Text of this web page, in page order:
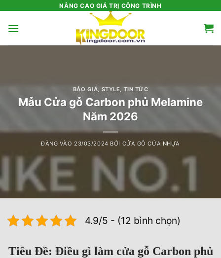
nội
NÂNG CAO GIÁ TRỊ CÔNG TRÌNH
BÁO GIÁ STYLE TIN TỨC
Mẫu Cửa gỗ Carbon phủ Melamine
Năm 2026
ĐĂNG VÀO23/03/2024 BỞI CỬA GỖ CỬA NHỰA
4.9/5 - (12 bình chọn)
Tiêu Đề: Điều gì làm cửa gỗ Carbon phủ